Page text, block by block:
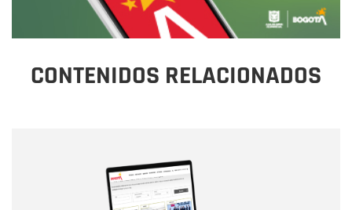
CONTENIDOS RELACIONADOS
Correo electrónico